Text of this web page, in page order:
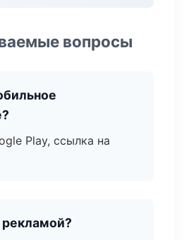
вопросы
Play, ссылка на
рекламой?